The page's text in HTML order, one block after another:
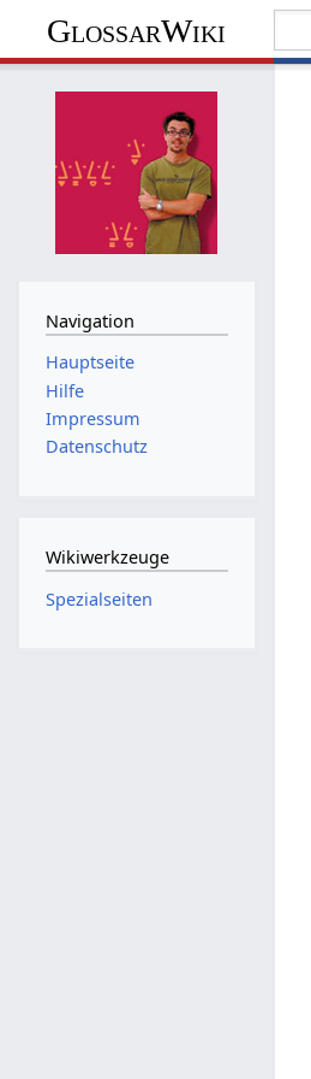
GlossarWiki
Navigation
Hauptseite
Hilfe
Impressum
Datenschutz
Wikiwerkzeuge
Spezialseiten